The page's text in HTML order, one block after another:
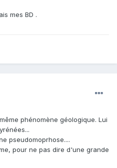
mes BD .
phénomène géologique. Lui
pseudomoprhose....
pour ne pas dire d'une grande